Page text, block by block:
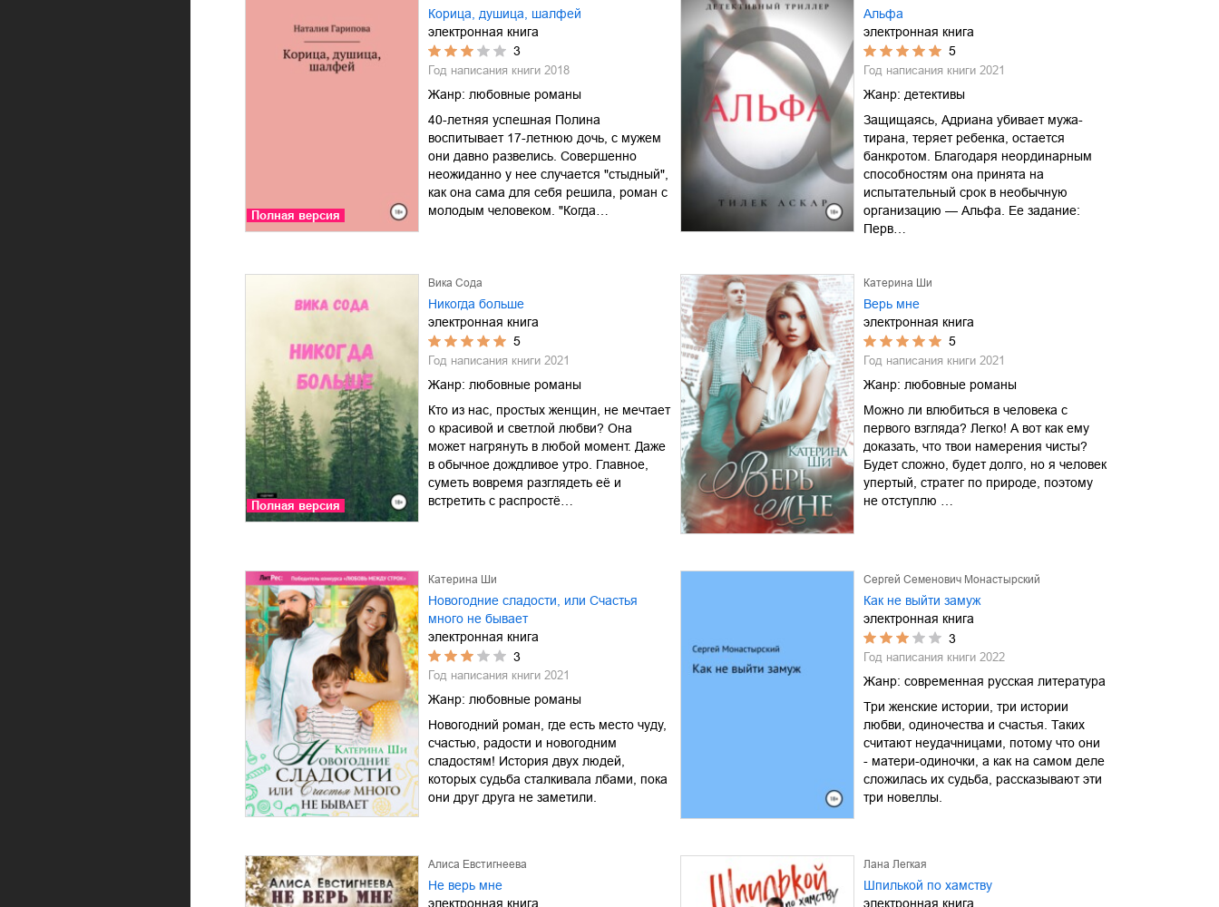
Полная версия
Корица, душица, шалфей
электронная книга
3
Год написания книги 2018
Жанр: любовные романы
40-летняя успешная Полина
воспитывает 17-летнюю дочь, с мужем
они давно развелись. Совершенно
неожиданно у нее случается "стыдный",
как она сама для себя решила, роман с
молодым человеком. "Когда…
Альфа
электронная книга
5
Год написания книги 2021
Жанр: детективы
Защищаясь, Адриана убивает мужа-
тирана, теряет ребенка, остается
банкротом. Благодаря неординарным
способностям она принята на
испытательный срок в необычную
организацию — Альфа. Ее задание:
Перв…
Полная версия
Вика Сода
Никогда больше
электронная книга
5
Год написания книги 2021
Жанр: любовные романы
Кто из нас, простых женщин, не мечтает
о красивой и светлой любви? Она
может нагрянуть в любой момент. Даже
в обычное дождливое утро. Главное,
суметь вовремя разглядеть её и
встретить с распростё…
Катерина Ши
Верь мне
электронная книга
5
Год написания книги 2021
Жанр: любовные романы
Можно ли влюбиться в человека с
первого взгляда? Легко! А вот как ему
доказать, что твои намерения чисты?
Будет сложно, будет долго, но я человек
упертый, стратег по природе, поэтому
не отступлю …
Катерина Ши
Новогодние сладости, или Счастья
много не бывает
электронная книга
3
Год написания книги 2021
Жанр: любовные романы
Новогодний роман, где есть место чуду,
счастью, радости и новогодним
сладостям! История двух людей,
которых судьба сталкивала лбами, пока
они друг друга не заметили.
Сергей Семенович Монастырский
Как не выйти замуж
электронная книга
3
Год написания книги 2022
Жанр: современная русская литература
Три женские истории, три истории
любви, одиночества и счастья. Таких
считают неудачницами, потому что они
- матери-одиночки, а как на самом деле
сложилась их судьба, рассказывают эти
три новеллы.
Алиса Евстигнеева
Не верь мне
электронная книга
Лана Легкая
Шпилькой по хамству
электронная книга